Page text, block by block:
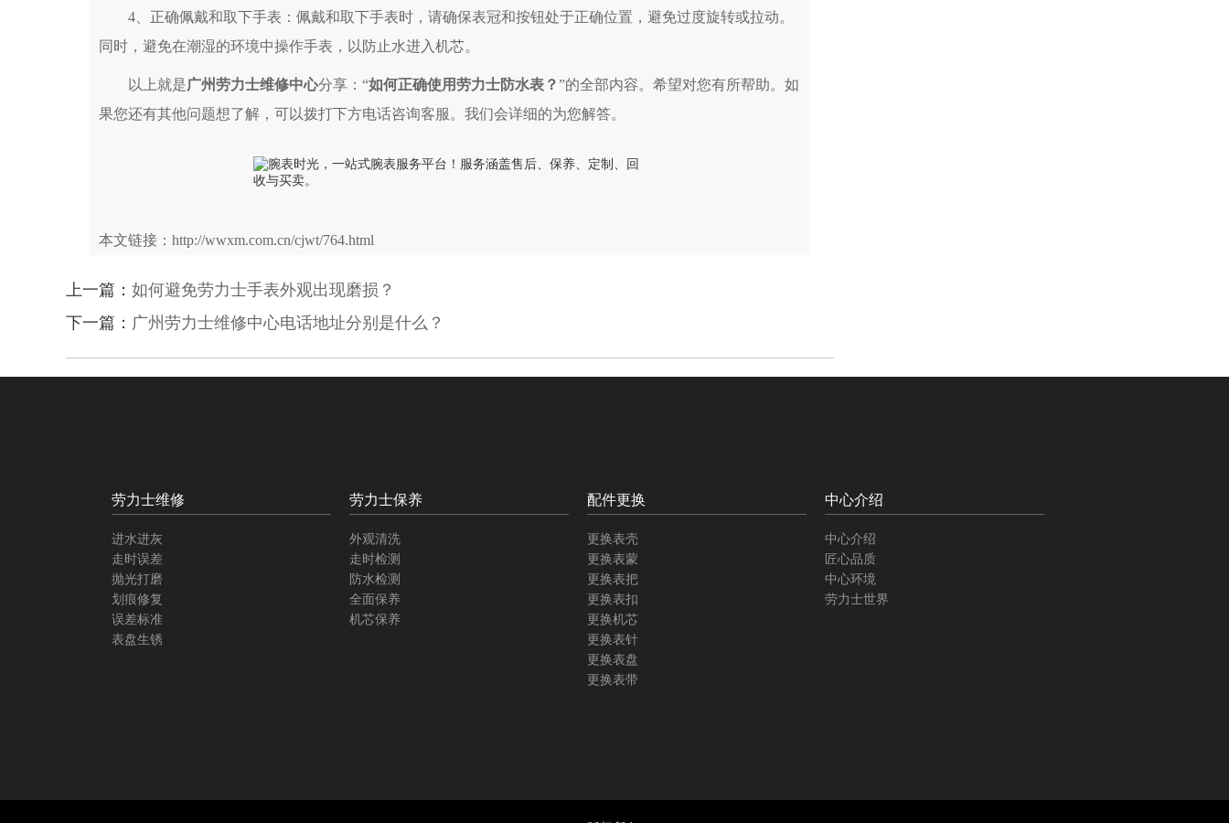
4、正确佩戴和取下手表：佩戴和取下手表时，请确保表冠和按钮处于正确位置，避免过度旋转或拉动。
同时，避免在潮湿的环境中操作手表，以防止水进入机芯。
以上就是广州劳力士维修中心分享：“如何正确使用劳力士防水表？”的全部内容。希望对您有所帮助。如
果您还有其他问题想了解，可以拨打下方电话咨询客服。我们会详细的为您解答。
本文链接：http://wwxm.com.cn/cjwt/764.html
上一篇： 如何避免劳力士手表外观出现磨损？
下一篇： 广州劳力士维修中心电话地址分别是什么？
劳力士维修
进水进灰
走时误差
抛光打磨
划痕修复
误差标准
表盘生锈
劳力士保养
外观清洗
走时检测
防水检测
全面保养
机芯保养
配件更换
更换表壳
更换表蒙
更换表把
更换表扣
更换机芯
更换表针
更换表盘
更换表带
中心介绍
中心介绍
匠心品质
中心环境
劳力士世界